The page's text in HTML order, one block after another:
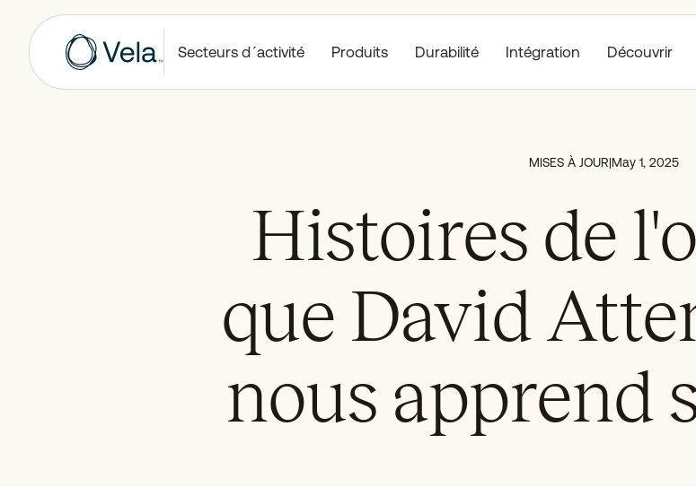
Secteurs d´activité Produits Durabilité Intégration Découvrir
MISES À JOUR|May 1, 2025
Histoires de
que David
nous apprend